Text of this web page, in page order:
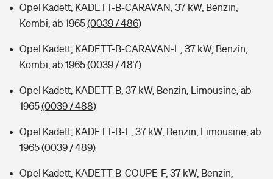
Opel Kadett, KADETT-B-CARAVAN, 37 kW, Benzin,
Kombi, ab 1965(0039 / 486)
Opel Kadett, KADETT-B-CARAVAN-L, 37 kW, Benzin,
Kombi, ab 1965(0039 / 487)
Opel Kadett, KADETT-B, 37 kW, Benzin, Limousine, ab
1965(0039 / 488)
Opel Kadett, KADETT-B-L, 37 kW, Benzin, Limousine, ab
1965(0039 / 489)
Opel Kadett, KADETT-B-COUPE-F, 37 kW, Benzin,